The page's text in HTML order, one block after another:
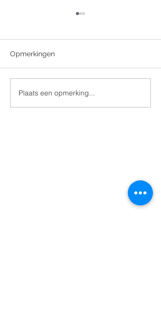
Zalige Valentinus 100
jaar thuis in de grafkapel
Opmerkingen
Plaats een opmerking...